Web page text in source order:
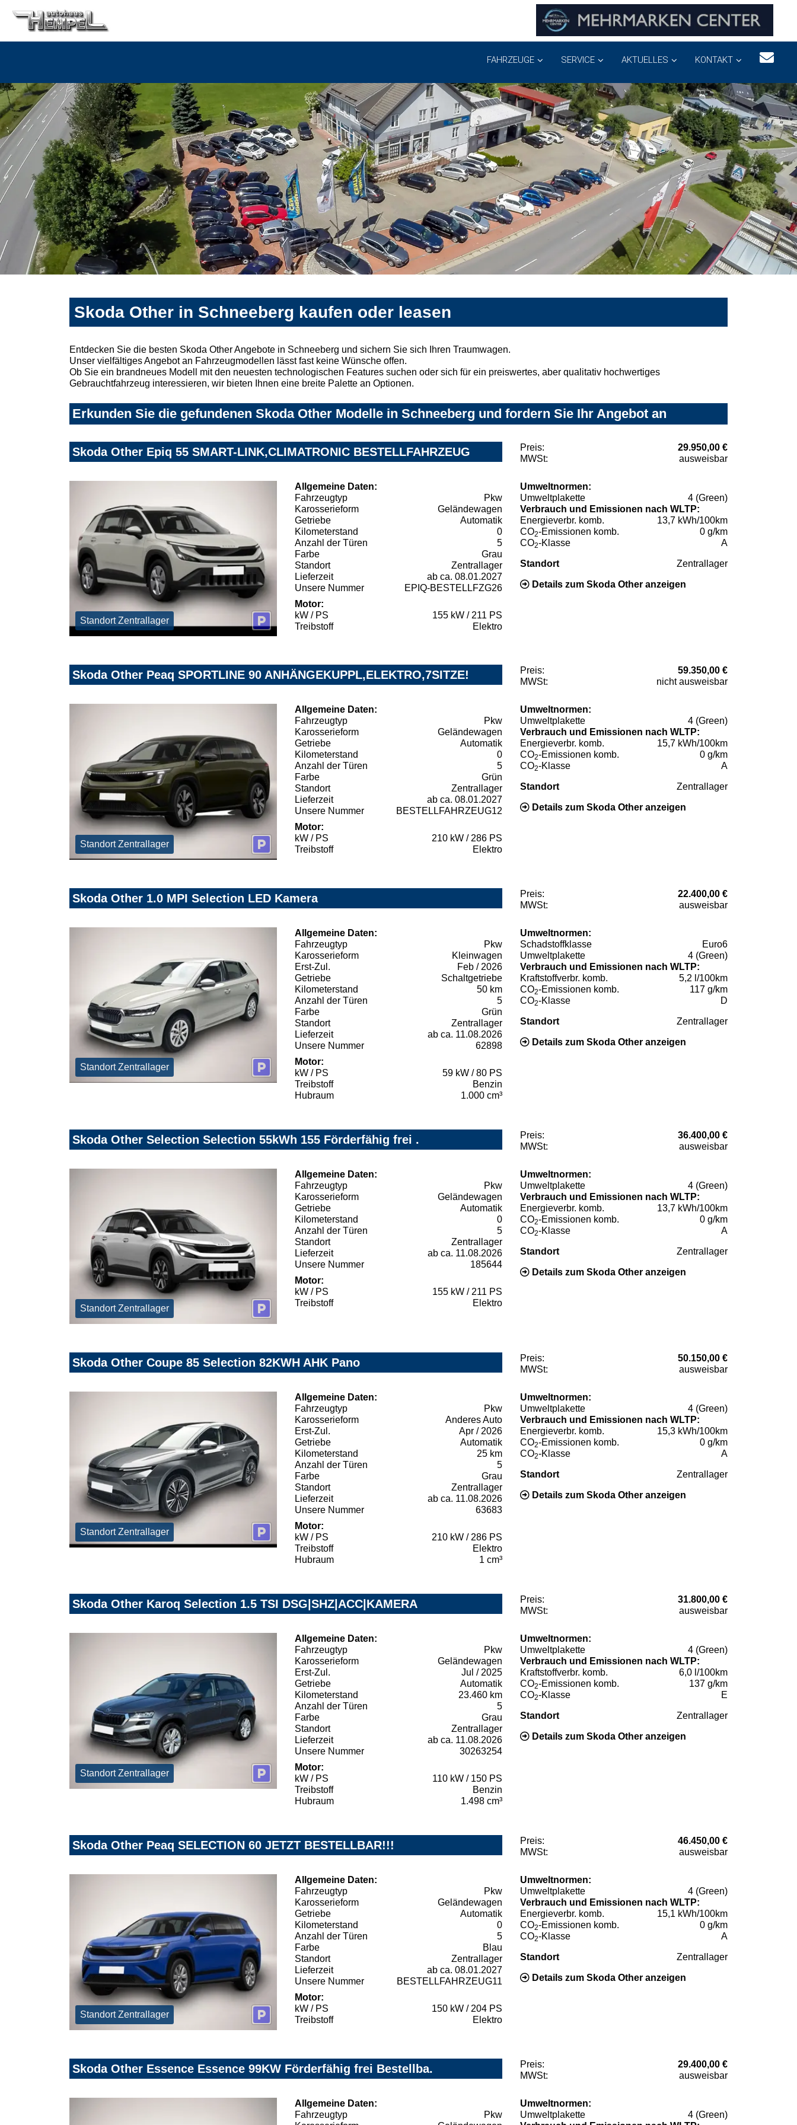
FAHRZEUGE SERVICE AKTUELLES KONTAKT
Skoda Other in Schneeberg kaufen oder leasen
Entdecken Sie die besten Skoda Other Angebote in Schneeberg und sichern Sie sich Ihren Traumwagen.
Unser vielfältiges Angebot an Fahrzeugmodellen lässt fast keine Wünsche offen.
Ob Sie ein brandneues Modell mit den neuesten technologischen Features suchen oder sich für ein preiswertes, aber qualitativ hochwertiges
Gebrauchtfahrzeug interessieren, wir bieten Ihnen eine breite Palette an Optionen.
Erkunden Sie die gefundenen Skoda Other Modelle in Schneeberg und fordern Sie Ihr Angebot an
Skoda Other Epiq 55 SMART-LINK,CLIMATRONIC BESTELLFAHRZEUG Preis:
29.950,00 €
MWSt:
ausweisbar
Standort Zentrallager
Allgemeine Daten:
Fahrzeugtyp
Pkw
Karosserieform
Geländewagen
Getriebe
Automatik
Kilometerstand
0
Anzahl der Türen
5
Farbe
Grau
Standort
Zentrallager
Lieferzeit
ab ca. 08.01.2027
Unsere Nummer
EPIQ-BESTELLFZG26
Motor:
kW / PS
155 kW / 211 PS
Treibstoff
Elektro
Umweltnormen:
Umweltplakette
4 (Green)
Verbrauch und Emissionen nach WLTP:
Energieverbr. komb.
13,7 kWh/100km
CO2-Emissionen komb.
0 g/km
CO2-Klasse A
Standort Zentrallager
Details zum Skoda Other anzeigen
Skoda Other Peaq SPORTLINE 90 ANHÄNGEKUPPL,ELEKTRO,7SITZE! Preis:
59.350,00 €
MWSt:
nicht ausweisbar
Standort Zentrallager
Allgemeine Daten:
Fahrzeugtyp
Pkw
Karosserieform
Geländewagen
Getriebe
Automatik
Kilometerstand
0
Anzahl der Türen
5
Farbe
Grün
Standort
Zentrallager
Lieferzeit
ab ca. 08.01.2027
Unsere Nummer
BESTELLFAHRZEUG12
Motor:
kW / PS
210 kW / 286 PS
Treibstoff
Elektro
Umweltnormen:
Umweltplakette
4 (Green)
Verbrauch und Emissionen nach WLTP:
Energieverbr. komb.
15,7 kWh/100km
CO2-Emissionen komb.
0 g/km
CO2-Klasse A
Standort Zentrallager
Details zum Skoda Other anzeigen
Skoda Other 1.0 MPI Selection LED Kamera Preis:
22.400,00 €
MWSt:
ausweisbar
Standort Zentrallager
Allgemeine Daten:
Fahrzeugtyp
Pkw
Karosserieform
Kleinwagen
Erst-Zul.
Feb / 2026
Getriebe
Schaltgetriebe
Kilometerstand
50 km
Anzahl der Türen
5
Farbe
Grün
Standort
Zentrallager
Lieferzeit
ab ca. 11.08.2026
Unsere Nummer
62898
Motor:
kW / PS
59 kW / 80 PS
Treibstoff
Benzin
Hubraum
1.000 cm³
Umweltnormen:
Schadstoffklasse
Euro6
Umweltplakette
4 (Green)
Verbrauch und Emissionen nach WLTP:
Kraftstoffverbr. komb.
5,2 l/100km
CO2-Emissionen komb.
117 g/km
CO2-Klasse D
Standort Zentrallager
Details zum Skoda Other anzeigen
Skoda Other Selection Selection 55kWh 155 Förderfähig frei . Preis:
36.400,00 €
MWSt:
ausweisbar
Standort Zentrallager
Allgemeine Daten:
Fahrzeugtyp
Pkw
Karosserieform
Geländewagen
Getriebe
Automatik
Kilometerstand
0
Anzahl der Türen
5
Standort
Zentrallager
Lieferzeit
ab ca. 11.08.2026
Unsere Nummer
185644
Motor:
kW / PS
155 kW / 211 PS
Treibstoff
Elektro
Umweltnormen:
Umweltplakette
4 (Green)
Verbrauch und Emissionen nach WLTP:
Energieverbr. komb.
13,7 kWh/100km
CO2-Emissionen komb.
0 g/km
CO2-Klasse A
Standort Zentrallager
Details zum Skoda Other anzeigen
Skoda Other Coupe 85 Selection 82KWH AHK Pano Preis:
50.150,00 €
MWSt:
ausweisbar
Standort Zentrallager
Allgemeine Daten:
Fahrzeugtyp
Pkw
Karosserieform
Anderes Auto
Erst-Zul.
Apr / 2026
Getriebe
Automatik
Kilometerstand
25 km
Anzahl der Türen
5
Farbe
Grau
Standort
Zentrallager
Lieferzeit
ab ca. 11.08.2026
Unsere Nummer
63683
Motor:
kW / PS
210 kW / 286 PS
Treibstoff
Elektro
Hubraum
1 cm³
Umweltnormen:
Umweltplakette
4 (Green)
Verbrauch und Emissionen nach WLTP:
Energieverbr. komb.
15,3 kWh/100km
CO2-Emissionen komb.
0 g/km
CO2-Klasse A
Standort Zentrallager
Details zum Skoda Other anzeigen
Skoda Other Karoq Selection 1.5 TSI DSG|SHZ|ACC|KAMERA Preis:
31.800,00 €
MWSt:
ausweisbar
Standort Zentrallager
Allgemeine Daten:
Fahrzeugtyp
Pkw
Karosserieform
Geländewagen
Erst-Zul.
Jul / 2025
Getriebe
Automatik
Kilometerstand
23.460 km
Anzahl der Türen
5
Farbe
Grau
Standort
Zentrallager
Lieferzeit
ab ca. 11.08.2026
Unsere Nummer
30263254
Motor:
kW / PS
110 kW / 150 PS
Treibstoff
Benzin
Hubraum
1.498 cm³
Umweltnormen:
Umweltplakette
4 (Green)
Verbrauch und Emissionen nach WLTP:
Kraftstoffverbr. komb.
6,0 l/100km
CO2-Emissionen komb.
137 g/km
CO2-Klasse E
Standort Zentrallager
Details zum Skoda Other anzeigen
Skoda Other Peaq SELECTION 60 JETZT BESTELLBAR!!! Preis:
46.450,00 €
MWSt:
ausweisbar
Standort Zentrallager
Allgemeine Daten:
Fahrzeugtyp
Pkw
Karosserieform
Geländewagen
Getriebe
Automatik
Kilometerstand
0
Anzahl der Türen
5
Farbe
Blau
Standort
Zentrallager
Lieferzeit
ab ca. 08.01.2027
Unsere Nummer
BESTELLFAHRZEUG11
Motor:
kW / PS
150 kW / 204 PS
Treibstoff
Elektro
Umweltnormen:
Umweltplakette
4 (Green)
Verbrauch und Emissionen nach WLTP:
Energieverbr. komb.
15,1 kWh/100km
CO2-Emissionen komb.
0 g/km
CO2-Klasse A
Standort Zentrallager
Details zum Skoda Other anzeigen
Skoda Other Essence Essence 99KW Förderfähig frei Bestellba. Preis:
29.400,00 €
MWSt:
ausweisbar
Allgemeine Daten:
Fahrzeugtyp
Pkw
Umweltnormen:
Umweltplakette
4 (Green)